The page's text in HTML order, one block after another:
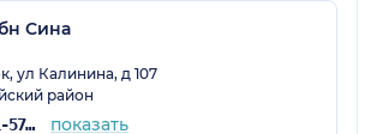
Сина
ул Калинина, д 107
район
+7 (914) 691-57-03 показать